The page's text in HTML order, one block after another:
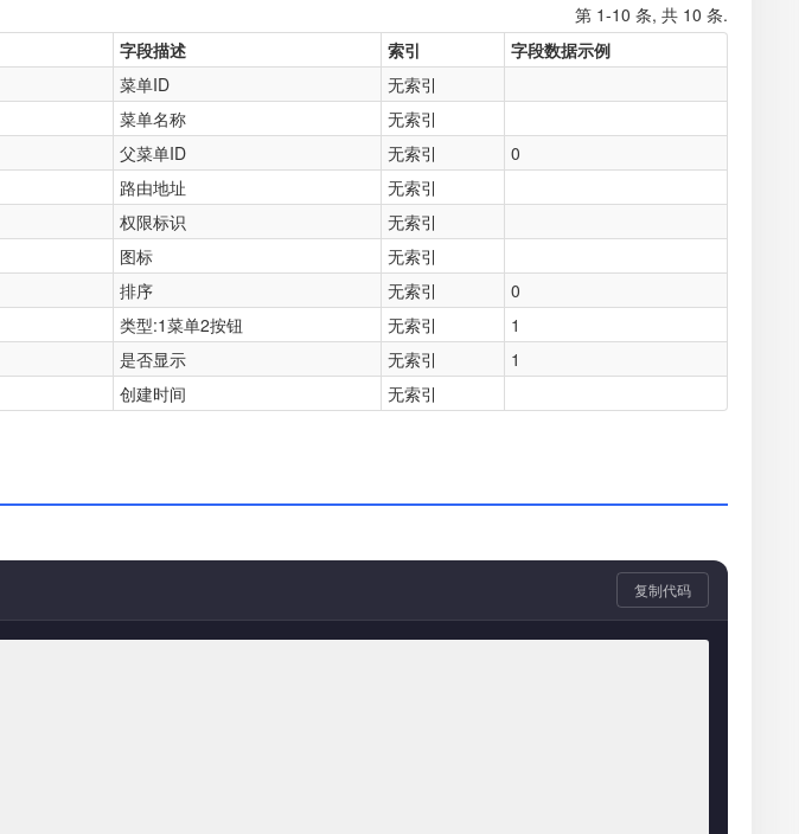
第 1-10 条, 共 10 条.
字段描述 索引
字段数据示例
菜单ID
无索引
菜单名称
无索引
父菜单ID 无索引
0
路由地址
无索引
权限标识
无索引
图标
无索引
排序 无索引
0
类型:1菜单2按钮 无索引
1
是否显示 无索引
1
创建时间 无索引
复制代码